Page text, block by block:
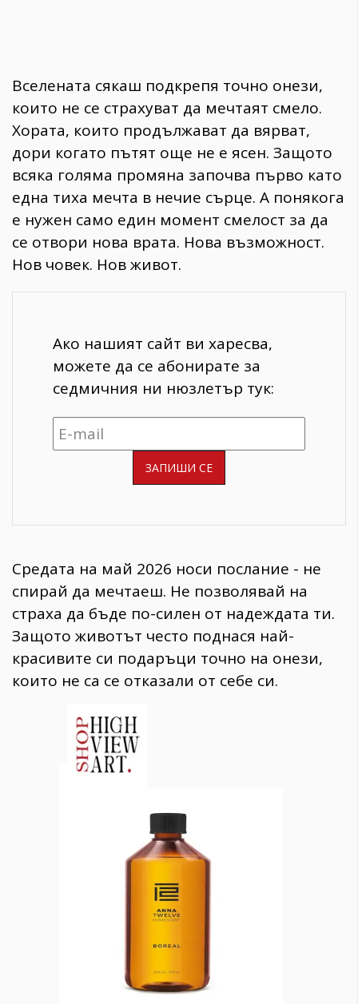
Вселената сякаш подкрепя точно онези,
които не се страхуват да мечтаят смело.
Хората, които продължават да вярват,
дори когато пътят още не е ясен. Защото
всяка голяма промяна започва първо като
една тиха мечта в нечие сърце. А понякога
е нужен само един момент смелост за да
се отвори нова врата. Нова възможност.
Нов човек. Нов живот.
Ако нашият сайт ви харесва,
можете да се абонирате за
седмичния ни нюзлетър тук:
Средата на май 2026 носи послание - не
спирай да мечтаеш. Не позволявай на
страха да бъде по-силен от надеждата ти.
Защото животът често поднася най-
красивите си подаръци точно на онези,
които не са се отказали от себе си.